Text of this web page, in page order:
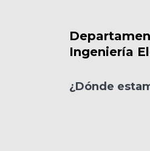
Ingeniería
¿Dónde